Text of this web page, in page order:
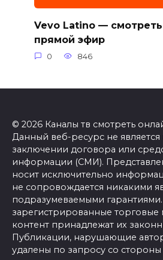
Vevo Latino —
прямой эфир
0 846
© 2026 Каналы тв смотреть
Данный веб-ресурс не
заключении договора или
информации (СМИ).
носит исключительно
не сопровождается никакими
подразумеваемыми
зарегистрированные торговые
контент принадлежат их
Публикации, нарушающие
удалены по запросу со